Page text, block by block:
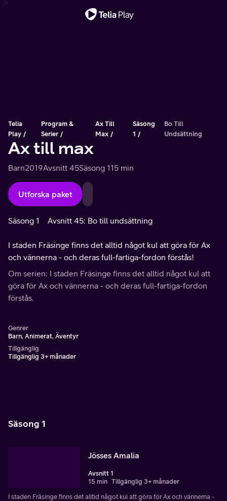
Telia
Play
Program &
Serier
Ax Till
Max
Säsong
1
Bo Till
Undsättning
Ax till max
Barn2019Avsnitt 45Säsong 115 min
Utforska paket
Säsong 1 Avsnitt 45: Bo till undsättning
I staden Fräsinge finns det alltid något kul att göra för Ax
och vännerna - och deras full-fartiga-fordon förstås!
Om serien: I staden Fräsinge finns det alltid något kul att
göra för Ax och vännerna - och deras full-fartiga-fordon
förstås.
Genrer
Barn, Animerat, Äventyr
Tillgänglig
Tillgänglig 3+ månader
Säsong 1
Jösses Amalia
Avsnitt 1
15 min Tillgänglig 3+ månader
I staden Fräsinge finns det alltid något kul att göra för Ax och vännerna -